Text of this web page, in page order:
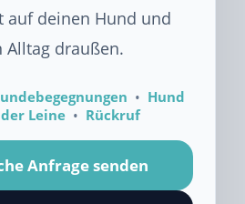
auf deinen Hund und
Alltag draußen.
• Hund
Leine • Rückruf
Anfrage senden